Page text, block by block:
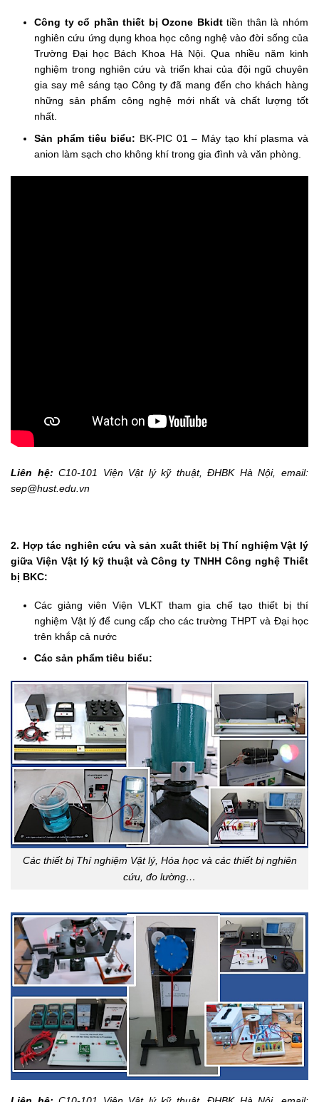
Công ty cổ phần thiết bị Ozone Bkidttiền thân là nhóm
nghiên cứu ứng dụng khoa học công nghệ vào đời sống của
Trường Đại học Bách Khoa Hà Nội. Qua nhiều năm kinh
nghiệm trong nghiên cứu và triển khai của đội ngũ chuyên
gia say mê sáng tạo Công ty đã mang đến cho khách hàng
những sản phẩm công nghệ mới nhất và chất lượng tốt
nhất.
Sản phẩm tiêu biểu: BK-PIC 01 – Máy tạo khí plasma và
anion làm sạch cho không khí trong gia đình và văn phòng.
Liên hệ: C10-101 Viện Vật lý kỹ thuật, ĐHBK Hà Nội, email:
sep@hust.edu.vn
2. Hợp tác nghiên cứu và sản xuất thiết bị Thí nghiệm Vật lý
giữa Viện Vật lý kỹ thuật và Công ty TNHH Công nghệ Thiết
bị BKC:
Các giảng viên Viện VLKT tham gia chế tạo thiết bị thí
nghiệm Vật lý để cung cấp cho các trường THPT và Đại học
trên khắp cả nước
Các sản phẩm tiêu biểu:
Các thiết bị Thí nghiệm Vật lý, Hóa học và các thiết bị nghiên
cứu, đo lường…